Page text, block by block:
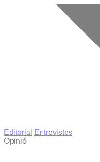
Editorial
Entrevistes
Opinió